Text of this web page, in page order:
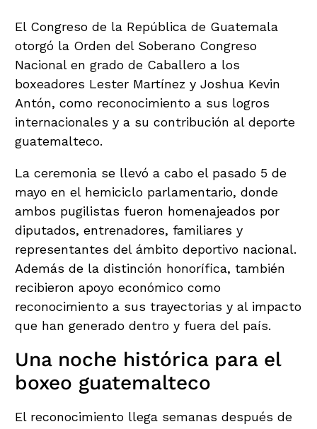
El Congreso de la República de Guatemala
otorgó la Orden del Soberano Congreso
Nacional en grado de Caballero a los
boxeadores Lester Martínez y Joshua Kevin
Antón, como reconocimiento a sus logros
internacionales y a su contribución al deporte
guatemalteco.
La ceremonia se llevó a cabo el pasado 5 de
mayo en el hemiciclo parlamentario, donde
ambos pugilistas fueron homenajeados por
diputados, entrenadores, familiares y
representantes del ámbito deportivo nacional.
Además de la distinción honorífica, también
recibieron apoyo económico como
reconocimiento a sus trayectorias y al impacto
que han generado dentro y fuera del país.
Una noche histórica para el
boxeo guatemalteco
El reconocimiento llega semanas después de